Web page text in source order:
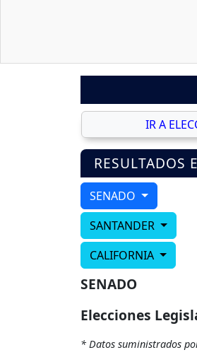
IR A
RESULTADOS
SENADO
SANTANDER
CALIFORNIA
SENADO
Elecciones
* Datos suministrados